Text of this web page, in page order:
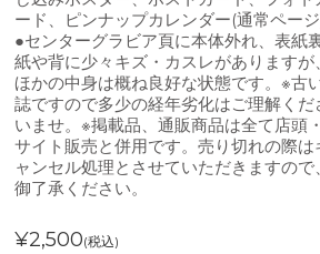
ード、ピンナップカレンダー(通常ペー
●センターグラビア頁に本体外れ、表紙
紙や背に少々キズ・カスレがありますが、
ほかの中身は概ね良好な状態です。※古
誌ですので多少の経年劣化はご理解くだ
いませ。※掲載品、通販商品は全て店頭
サイト販売と併用です。売り切れの際は
ャンセル処理とさせていただきますので、
御了承ください。
¥2,500(税込)